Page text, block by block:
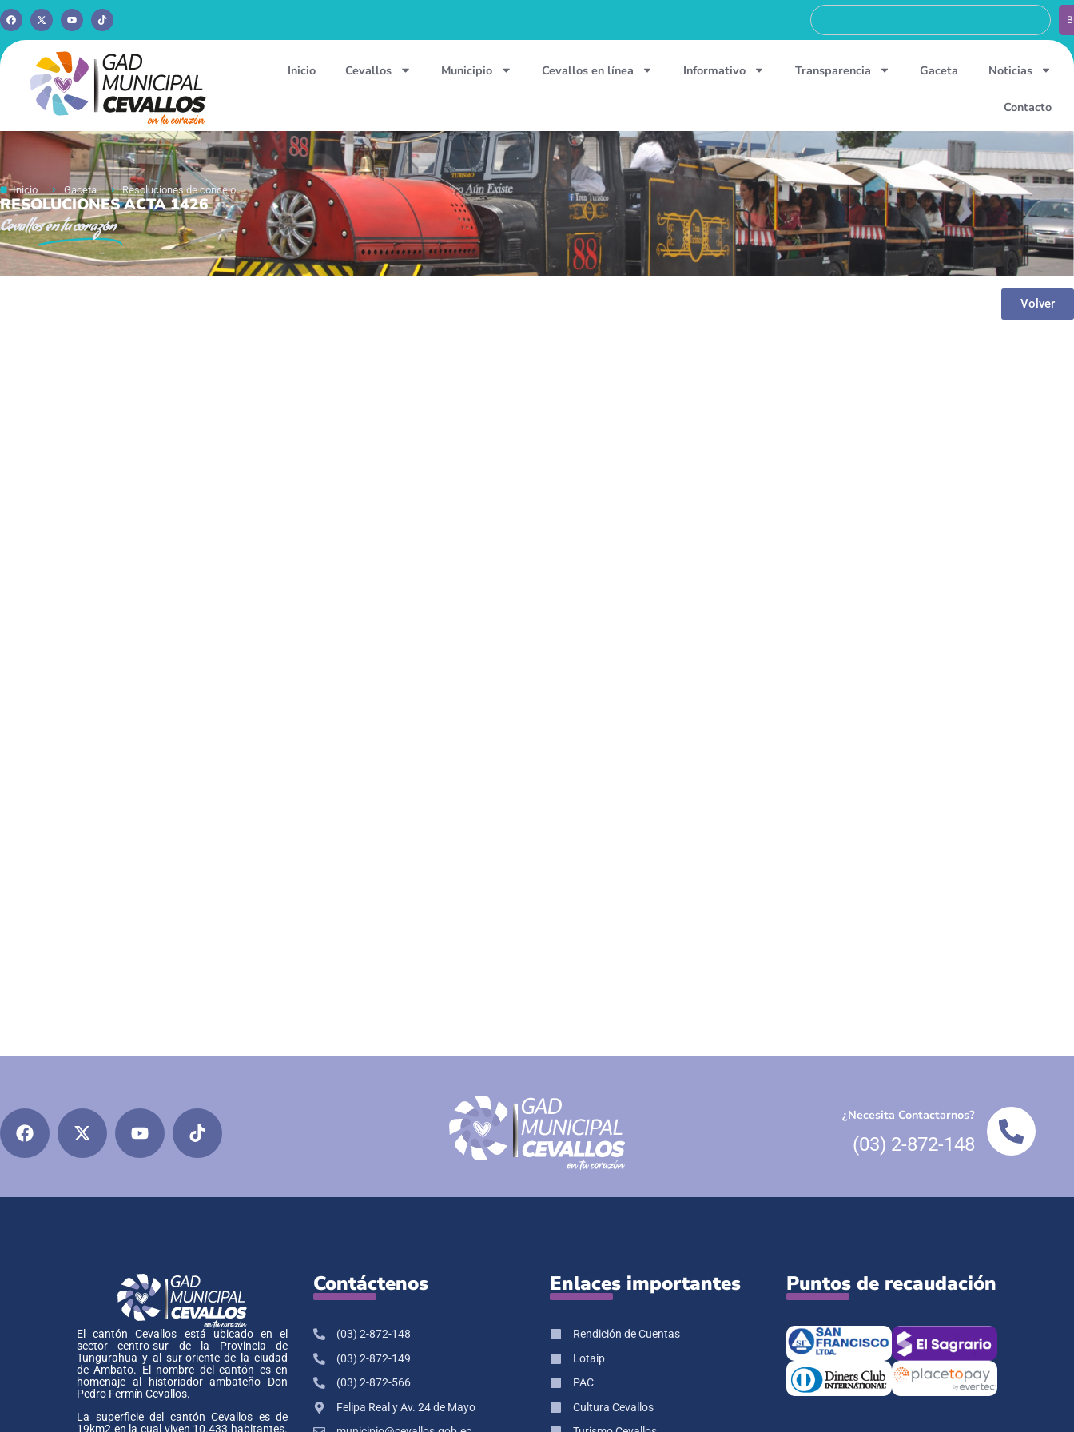
Inicio Cevallos Municipio Cevallos en línea Informativo Transparencia Gaceta Noticias
Contacto
Inicio Gaceta Resoluciones de concejo
RESOLUCIONES ACTA 1426
Cevallosen tu corazón
Volver
¿Necesita Contactarnos?
(03) 2-872-148
El cantón Cevallos está ubicado en el
sector centro-sur de la Provincia de
Tungurahua y al sur-oriente de la ciudad
de Ambato. El nombre del cantón es en
homenaje al historiador ambateño Don
Pedro Fermín Cevallos.
La superficie del cantón Cevallos es de
Contáctenos
(03) 2-872-148
(03) 2-872-149
(03) 2-872-566
Felipa Real y Av. 24 de Mayo
Enlaces importantes
Rendición de Cuentas
Lotaip
PAC
Cultura Cevallos
Puntos de recaudación